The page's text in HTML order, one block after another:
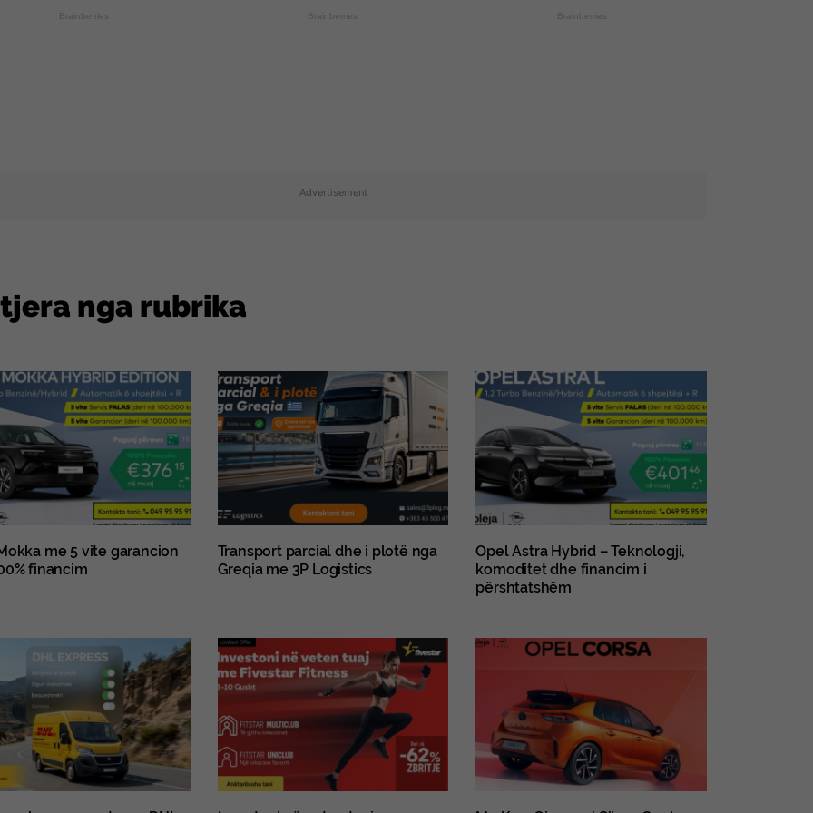
Brainberries Brainberries Brainberries
Advertisement
nga rubrika
me 5 vite garancion
financim
Transport parcial dhe i plotë nga
Greqia me 3P Logistics
Opel Astra Hybrid – Teknologji,
komoditet dhe financim i
përshtatshëm